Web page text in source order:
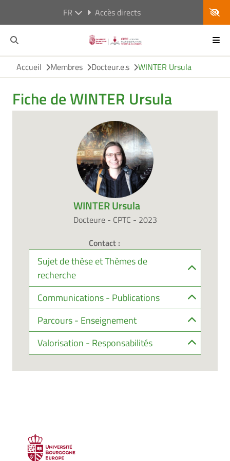
FR Accès directs
Accueil Membres Docteur.e.s WINTER Ursula
Fiche de WINTER Ursula
WINTER Ursula
Docteure - CPTC - 2023
Contact :
Sujet de thèse et Thèmes de
recherche
Communications - Publications
Parcours - Enseignement
Valorisation - Responsabilités